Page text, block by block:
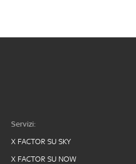
Servizi:
X FACTOR SU SKY
X FACTOR SU NOW